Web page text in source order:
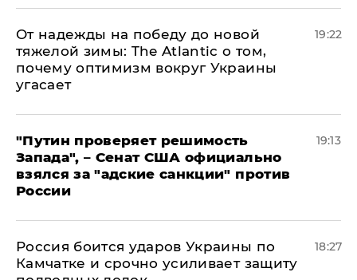
От надежды на победу до новой
тяжелой зимы: The Atlantic о том,
почему оптимизм вокруг Украины
угасает
19:22
"Путин проверяет решимость
Запада", – Сенат США официально
взялся за "адские санкции" против
России
19:13
Россия боится ударов Украины по
Камчатке и срочно усиливает защиту
18:27